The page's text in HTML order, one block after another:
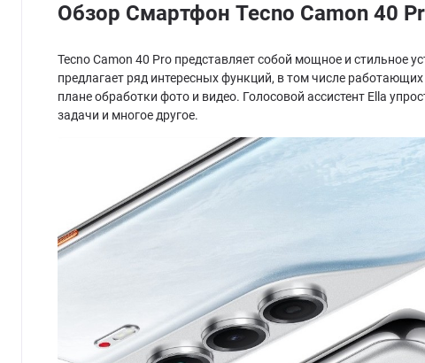
Обзор Смартфон Tecno Camon 40
Tecno Camon 40 Pro представляет собой мощное и стильное
предлагает ряд интересных функций, в том числе
плане обработки фото и видео. Голосовой ассистент Ella
задачи и многое другое.